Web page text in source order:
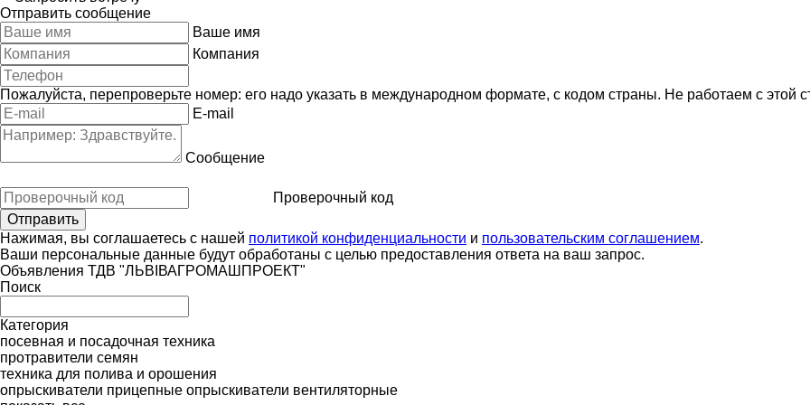
Отправить сообщение
Ваше имя
Компания
Пожалуйста, перепроверьте номер: его надо указать в международном формате, с кодом страны. Не работаем с этой
E-mail
Сообщение
Проверочный код
Нажимая, вы соглашаетесь с нашей политикой конфиденциальности и пользовательским соглашением.
Ваши персональные данные будут обработаны с целью предоставления ответа на ваш запрос.
Объявления ТДВ "ЛЬВІВАГРОМАШПРОЕКТ"
Поиск
Категория
посевная и посадочная техника
протравители семян
техника для полива и орошения
опрыскиватели прицепные опрыскиватели вентиляторные